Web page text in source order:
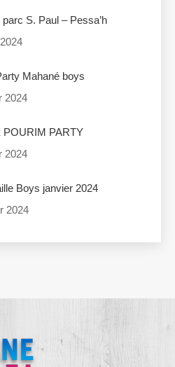
parc S. Paul – Pessa’h
Mahané boys
2024
POURIM PARTY
2024
Boys janvier 2024
2024